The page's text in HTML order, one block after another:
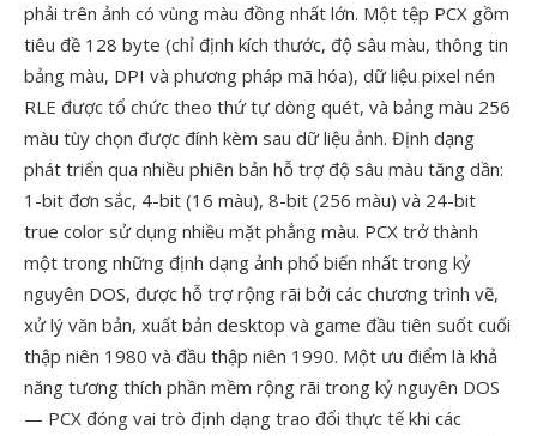
phải trên ảnh có vùng màu đồng nhất lớn. Một tệp PCX gồm
tiêu đề 128 byte (chỉ định kích thước, độ sâu màu, thông tin
bảng màu, DPI và phương pháp mã hóa), dữ liệu pixel nén
RLE được tổ chức theo thứ tự dòng quét, và bảng màu 256
màu tùy chọn được đính kèm sau dữ liệu ảnh. Định dạng
phát triển qua nhiều phiên bản hỗ trợ độ sâu màu tăng dần:
1-bit đơn sắc, 4-bit (16 màu), 8-bit (256 màu) và 24-bit
true color sử dụng nhiều mặt phẳng màu. PCX trở thành
một trong những định dạng ảnh phổ biến nhất trong kỷ
nguyên DOS, được hỗ trợ rộng rãi bởi các chương trình vẽ,
xử lý văn bản, xuất bản desktop và game đầu tiên suốt cuối
thập niên 1980 và đầu thập niên 1990. Một ưu điểm là khả
năng tương thích phần mềm rộng rãi trong kỷ nguyên DOS
— PCX đóng vai trò định dạng trao đổi thực tế khi các